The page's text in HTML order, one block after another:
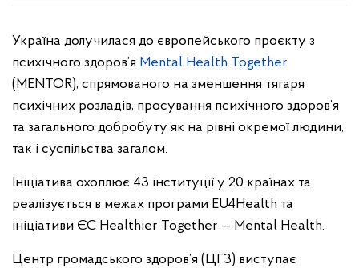
Україна долучилася до європейського проєкту з
психічного здоров’я Mental Health Together
(MENTOR), спрямованого на зменшення тягаря
психічних розладів, просування психічного здоров’я
та загального добробуту як на рівні окремої людини,
так і суспільства загалом.
Ініціатива охоплює 43 інституції у 20 країнах та
реалізується в межах програми EU4Health та
ініціативи ЄС Healthier Together — Mental Health.
Центр громадського здоров’я (ЦГЗ) виступає